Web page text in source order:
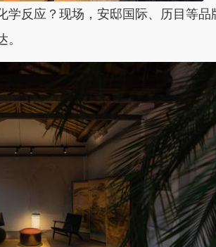
学反应？现场，安邸国际、历目等品